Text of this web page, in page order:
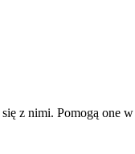
z nimi. Pomogą one